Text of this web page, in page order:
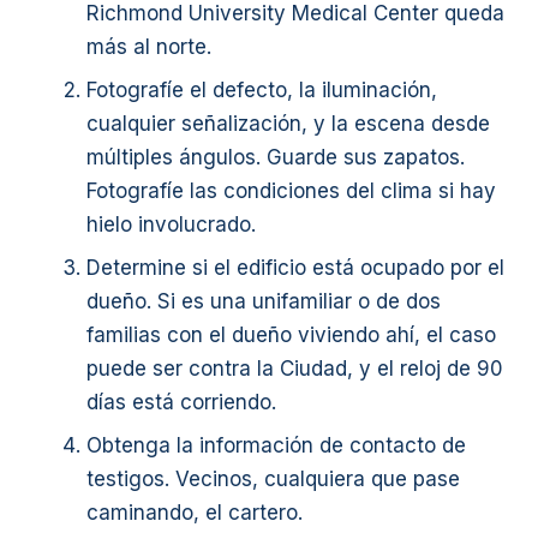
Richmond University Medical Center queda
más al norte.
Fotografíe el defecto, la iluminación,
cualquier señalización, y la escena desde
múltiples ángulos. Guarde sus zapatos.
Fotografíe las condiciones del clima si hay
hielo involucrado.
Determine si el edificio está ocupado por el
dueño. Si es una unifamiliar o de dos
familias con el dueño viviendo ahí, el caso
puede ser contra la Ciudad, y el reloj de 90
días está corriendo.
Obtenga la información de contacto de
testigos. Vecinos, cualquiera que pase
caminando, el cartero.